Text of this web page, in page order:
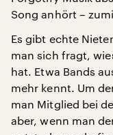
Song anhört –
Es gibt echte
man sich fragt,
hat. Etwa Bands
mehr kennt. Um
man Mitglied bei
aber, wenn man